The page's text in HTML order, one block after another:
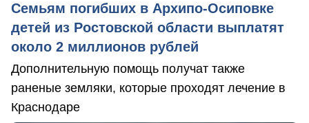
Семьям погибших в Архипо-Осиповке
детей из Ростовской области выплатят
около 2 миллионов рублей
Дополнительную помощь получат также
раненые земляки, которые проходят лечение в
Краснодаре